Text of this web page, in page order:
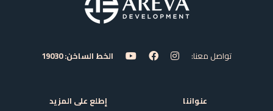
تواصل معنا: الخط الساخن: 19030
عنواننا
إطلع على المزيد